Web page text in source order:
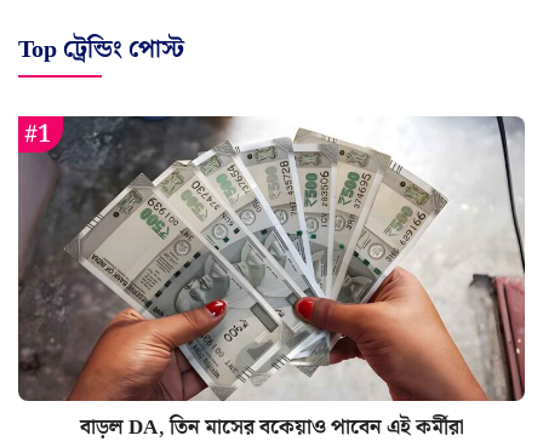
Top ট্রেন্ডিং পোস্ট
বাড়ল DA, তিন মাসের বকেয়াও পাবেন এই কর্মীরা